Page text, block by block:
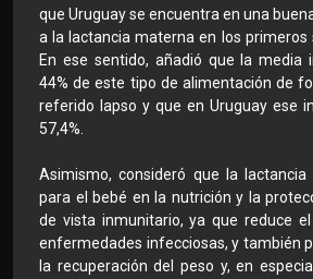
que Uruguay se encuentra en una
a la lactancia materna en los primeros
En ese sentido, añadió que la media
44% de este tipo de alimentación de
referido lapso y que en Uruguay ese
57,4%.
Asimismo, consideró que la lactancia
para el bebé en la nutrición y la
de vista inmunitario, ya que reduce
enfermedades infecciosas, y también
la recuperación del peso y, en